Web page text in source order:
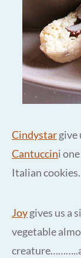
Cindystargive
Cantuccini
Italian cookies.
Joygives us a
vegetable